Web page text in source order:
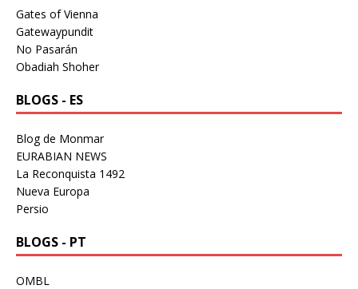
Gates of Vienna
Gatewaypundit
No Pasarán
Obadiah Shoher
BLOGS - ES
Blog de Monmar
EURABIAN NEWS
La Reconquista 1492
Nueva Europa
Persio
BLOGS - PT
OMBL